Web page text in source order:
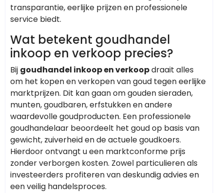
transparantie, eerlijke prijzen en professionele
service biedt.
Wat betekent goudhandel
inkoop en verkoop precies?
Bij goudhandel inkoop en verkoopdraait alles
om het kopen en verkopen van goud tegen eerlijke
marktprijzen. Dit kan gaan om gouden sieraden,
munten, goudbaren, erfstukken en andere
waardevolle goudproducten. Een professionele
goudhandelaar beoordeelt het goud op basis van
gewicht, zuiverheid en de actuele goudkoers.
Hierdoor ontvangt u een marktconforme prijs
zonder verborgen kosten. Zowel particulieren als
investeerders profiteren van deskundig advies en
een veilig handelsproces.